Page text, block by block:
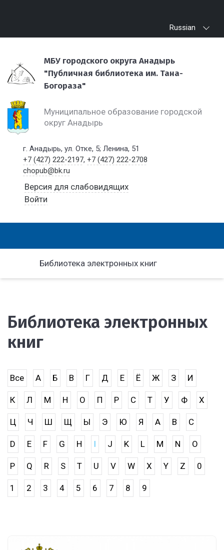
Russian
МБУ городского округа Анадырь
"Публичная библиотека им. Тана-
Богораза"
Муниципальное образование городской
округ Анадырь
г. Анадырь, ул. Отке, 5; Ленина, 51
+7 (427) 222-2197,+7 (427) 222-2708
chopub@bk.ru
Версия для слабовидящих
Войти
Библиотека электронных книг
Библиотека электронных
книг
Все А Б В Г Д Е Ё Ж З И
К Л М Н О П Р С Т У Ф Х
Ц Ч Ш Щ Ы Э Ю Я A B C
D E F G H I J K L M N O
P Q R S T U V W X Y Z 0
1 2 3 4 5 6 7 8 9